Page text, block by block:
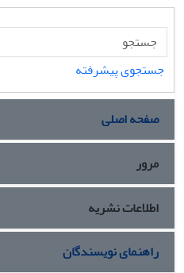
جستجوی پیشرفته
صفحه اصلی
مرور
اطلاعات نشریه
راهنمای نویسندگان